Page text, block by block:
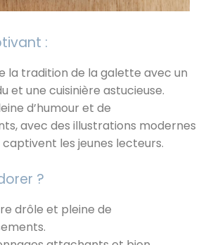
:
la tradition de la galette avec un
et une cuisinière astucieuse.
d’humour et de
avec des illustrations modernes
les jeunes lecteurs.
?
drôle et pleine de